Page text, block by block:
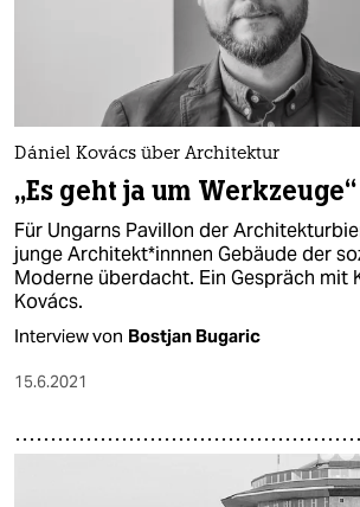
Dániel Kovács über Architektur
„Es geht ja um Werkzeuge“
Für Ungarns Pavillon der
junge Ar­chi­tek­t*inn­nen Gebäude der
Moderne überdacht. Ein Gespräch mit
Kovács.
Interview von Bostjan Bugaric
15.6.2021